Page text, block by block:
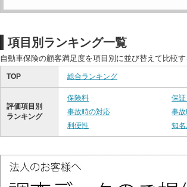
項目別ランキング一覧
自動車保険の顧客満足度を項目別に並び替えて比較す
TOP 総合ランキング
評価項目別
ランキング
保険料 保
事故時の対応
事
利便性
知